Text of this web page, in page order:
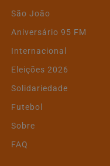
São João
Aniversário 95 FM
Internacional
Eleições 2026
Solidariedade
Futebol
Sobre
FAQ